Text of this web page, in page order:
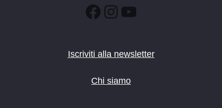
Facebook
Instagram
YouTube
Iscriviti alla newsletter
Chi siamo